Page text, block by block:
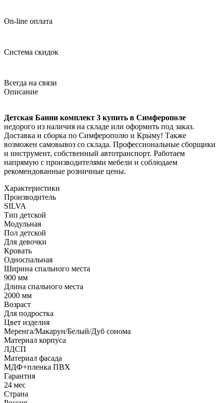
On-line оплата
Система скидок
Всегда на связи
Описание
Детская Банни комплект 3 купить в Симферополе
недорого из наличия на складе или оформить под заказ.
Доставка и сборка по Симферополю и Крыму! Также
возможен самовывоз со склада. Профессиональные сборщики
и инструмент, собственный автотранспорт. Работаем
напрямую с производителями мебели и соблюдаем
рекомендованные розничные цены.
Характеристики
Производитель
SILVA
Тип детской
Модульная
Пол детской
Для девочки
Кровать
Односпальная
Ширина спального места
900 мм
Длина спального места
2000 мм
Возраст
Для подростка
Цвет изделия
Меренга/Макарун/Белый/Дуб сонома
Материал корпуса
ЛДСП
Материал фасада
МДФ+пленка ПВХ
Гарантия
24 мес
Страна